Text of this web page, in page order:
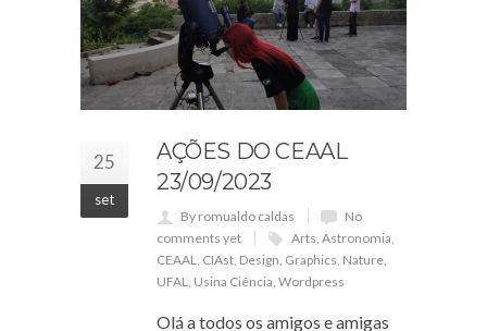
25
set
AÇÕES DO CEAAL
23/09/2023
By romualdo caldas
No
comments yet
Arts, Astronomia,
CEAAL, CIAst, Design, Graphics, Nature,
UFAL, Usina Ciência, Wordpress
Olá a todos os amigos e amigas